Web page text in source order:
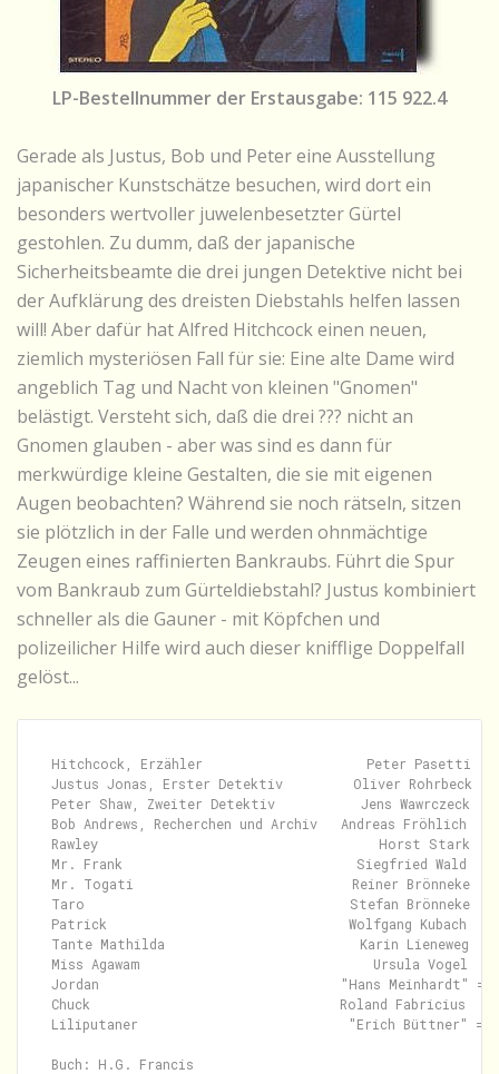
LP-Bestellnummer der Erstausgabe: 115 922.4
Gerade als Justus, Bob und Peter eine Ausstellung
japanischer Kunstschätze besuchen, wird dort ein
besonders wertvoller juwelenbesetzter Gürtel
gestohlen. Zu dumm, daß der japanische
Sicherheitsbeamte die drei jungen Detektive nicht bei
der Aufklärung des dreisten Diebstahls helfen lassen
will! Aber dafür hat Alfred Hitchcock einen neuen,
ziemlich mysteriösen Fall für sie: Eine alte Dame wird
angeblich Tag und Nacht von kleinen "Gnomen"
belästigt. Versteht sich, daß die drei ??? nicht an
Gnomen glauben - aber was sind es dann für
merkwürdige kleine Gestalten, die sie mit eigenen
Augen beobachten? Während sie noch rätseln, sitzen
sie plötzlich in der Falle und werden ohnmächtige
Zeugen eines raffinierten Bankraubs. Führt die Spur
vom Bankraub zum Gürteldiebstahl? Justus kombiniert
schneller als die Gauner - mit Köpfchen und
polizeilicher Hilfe wird auch dieser knifflige Doppelfall
gelöst...
Hitchcock, Erzähler                     Peter Pasetti
Justus Jonas, Erster Detektiv         Oliver Rohrbeck
Peter Shaw, Zweiter Detektiv           Jens Wawrczeck
Bob Andrews, Recherchen und Archiv   Andreas Fröhlich
Rawley                                    Horst Stark
Mr. Frank                              Siegfried Wald
Mr. Togati                            Reiner Brönneke
Taro                                  Stefan Brönneke
Patrick                               Wolfgang Kubach
Tante Mathilda                         Karin Lieneweg
Miss Agawam                              Ursula Vogel
Jordan                               "Hans Meinhardt" =
Chuck                                Roland Fabricius
Liliputaner                           "Erich Büttner" =
Buch: H.G. Francis